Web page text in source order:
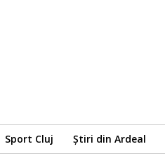
Sport Cluj Știri din Ardeal